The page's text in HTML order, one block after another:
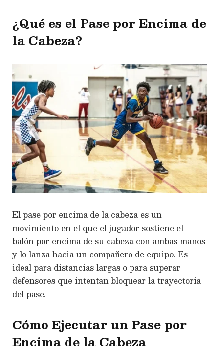
¿Qué es el Pase por Encima de
la Cabeza?
El pase por encima de la cabeza es un
movimiento en el que el jugador sostiene el
balón por encima de su cabeza con ambas manos
y lo lanza hacia un compañero de equipo. Es
ideal para distancias largas o para superar
defensores que intentan bloquear la trayectoria
del pase.
Cómo Ejecutar un Pase por
Encima de la Cabeza